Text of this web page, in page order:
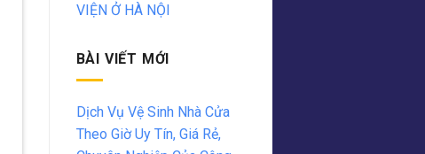
VIỆN Ở HÀ NỘI
BÀI VIẾT MỚI
Dịch Vụ Vệ Sinh Nhà Cửa
Theo Giờ Uy Tín, Giá Rẻ,